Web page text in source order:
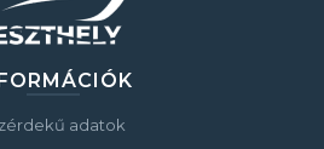
adatok